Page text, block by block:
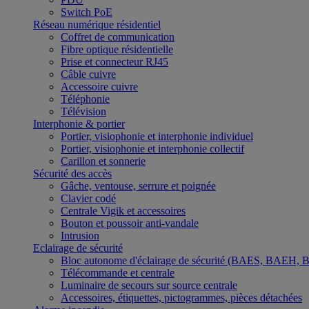
Switch PoE
Réseau numérique résidentiel
Coffret de communication
Fibre optique résidentielle
Prise et connecteur RJ45
Câble cuivre
Accessoire cuivre
Téléphonie
Télévision
Interphonie & portier
Portier, visiophonie et interphonie individuel
Portier, visiophonie et interphonie collectif
Carillon et sonnerie
Sécurité des accès
Gâche, ventouse, serrure et poignée
Clavier codé
Centrale Vigik et accessoires
Bouton et poussoir anti-vandale
Intrusion
Eclairage de sécurité
Bloc autonome d'éclairage de sécurité (BAES,
Télécommande et centrale
Luminaire de secours sur source centrale
Accessoires, étiquettes, pictogrammes, pièces détachées